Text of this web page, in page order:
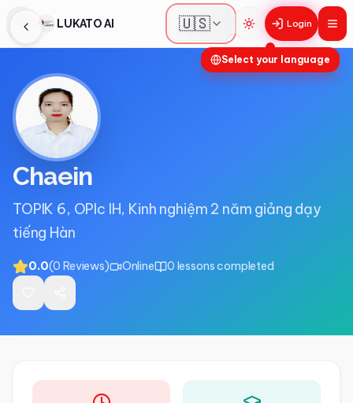
LUKATO AI
Select your language
🇺🇸 Toggle theme
Login
Chaein
TOPIK 6, OPIc IH, Kinh nghiệm 2 năm giảng dạy
tiếng Hàn
0.0(0 Reviews) Online 0 lessons completed